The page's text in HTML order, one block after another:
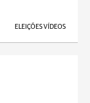
ELEIÇÕES VÍDEOS